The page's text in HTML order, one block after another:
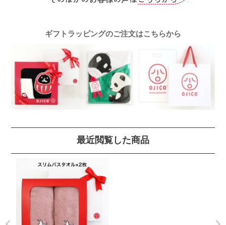
ギフトラッピングのご注文はこちらから
最近閲覧した商品